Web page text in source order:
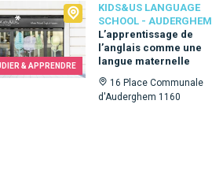
& APPRENDRE
KIDS&US LANGUAGE
SCHOOL - AUDERGHEM
L’apprentissage de
l’anglais comme une
langue maternelle
16 Place Communale
d'Auderghem 1160
language school - Auderghem